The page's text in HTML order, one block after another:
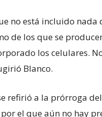
no está incluido
de los que se
los celulares.
Blanco.
refirió a la prórroga
el que aún no hay